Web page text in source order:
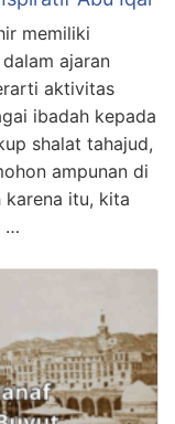
memiliki
ajaran
aktivitas
ibadah kepada
shalat tahajud,
ampunan di
karena itu, kita
…